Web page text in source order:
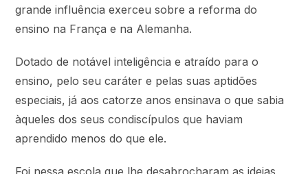
grande influência exerceu sobre a reforma do
ensino na França e na Alemanha.
Dotado de notável inteligência e atraído para o
ensino, pelo seu caráter e pelas suas aptidões
especiais, já aos catorze anos ensinava o que sabia
àqueles dos seus condiscípulos que haviam
aprendido menos do que ele.
Foi nessa escola que lhe desabrocharam as ideias